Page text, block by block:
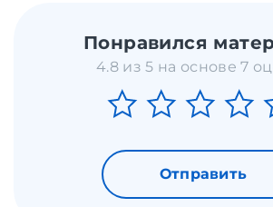
Понравился
4.8 из 5 на основе 7
Отправить